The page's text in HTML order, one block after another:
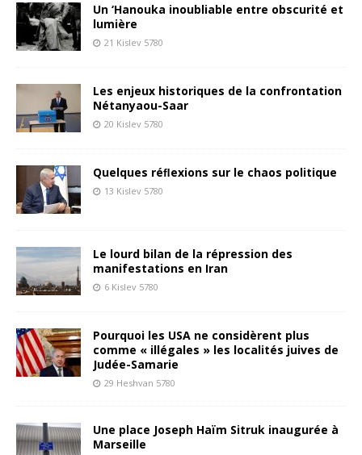
Un ‘Hanouka inoubliable entre obscurité et
lumière
21 Kislev 5780
Les enjeux historiques de la confrontation
Nétanyaou-Saar
20 Kislev 5780
Quelques réﬂexions sur le chaos politique
13 Kislev 5780
Le lourd bilan de la répression des
manifestations en Iran
6 Kislev 5780
Pourquoi les USA ne considèrent plus
comme « illégales » les localités juives de
Judée-Samarie
29 Heshvan 5780
Une place Joseph Haïm Sitruk inaugurée à
Marseille